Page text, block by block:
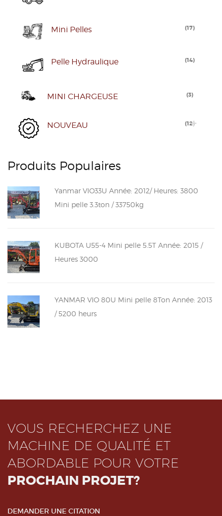
Mini Pelles (17)
Pelle Hydraulique (14)
MINI CHARGEUSE (3)
NOUVEAU (12)
Produits Populaires
Yanmar VIO33U Année: 2012/ Heures: 3800
Mini pelle 3.3ton / 33750kg
KUBOTA U55-4 Mini pelle 5.5T Année: 2015 /
Heures 3000
YANMAR VIO 80U Mini pelle 8Ton Année: 2013
/ 5200 heurs
VOUS RECHERCHEZ UNE
MACHINE DE QUALITÉ ET
ABORDABLE POUR VOTRE
PROCHAIN PROJET?
DEMANDER UNE CITATION